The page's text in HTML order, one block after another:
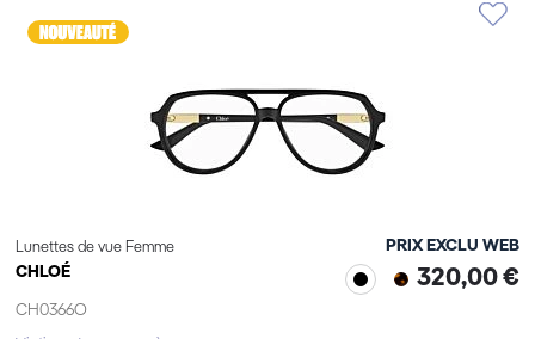
Lunettes de vue Femme
CHLOÉ
CH0366O
PRIX EXCLU WEB
320,00 €